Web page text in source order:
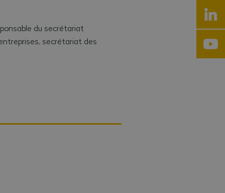
du secrétariat
secrétariat des